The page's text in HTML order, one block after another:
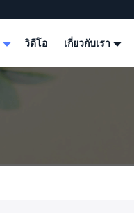
วิดีโอ เกี่ยวกับเรา